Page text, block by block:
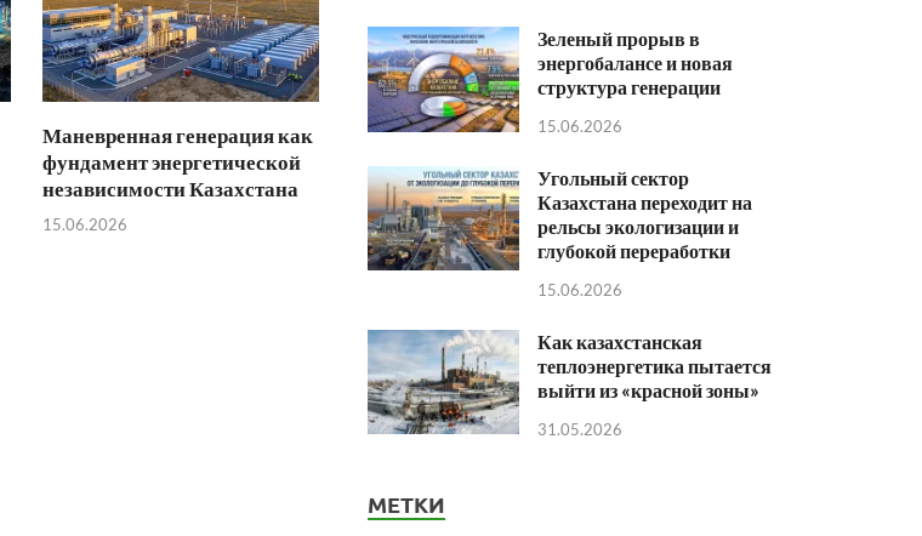
Маневренная генерация как
фундамент энергетической
независимости Казахстана
15.06.2026
Зеленый прорыв в
энергобалансе и новая
структура генерации
15.06.2026
Угольный сектор
Казахстана переходит на
рельсы экологизации и
глубокой переработки
15.06.2026
Как казахстанская
теплоэнергетика пытается
выйти из «красной зоны»
31.05.2026
МЕТКИ